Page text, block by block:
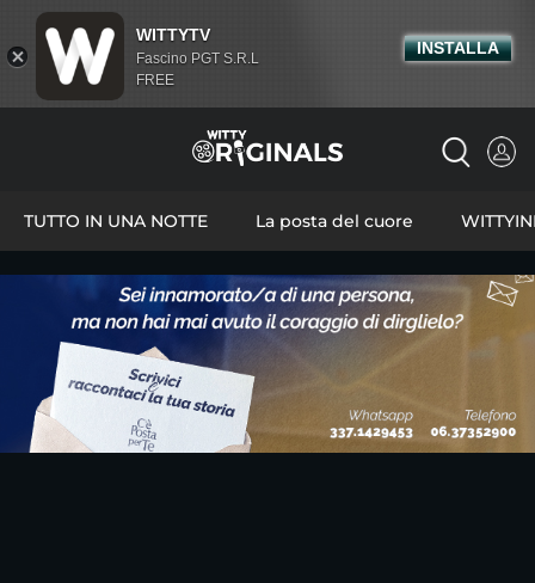
TUTTO IN UNA NOTTE La posta del cuore
WITTYTV
Fascino PGT S.R.L
FREE
INSTALLA